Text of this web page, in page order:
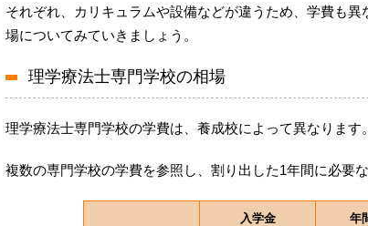
それぞれ、カリキュラムや設備などが違うため、学費も
場についてみていきましょう。
理学療法士専門学校の相場
理学療法士専門学校の学費は、養成校によって異なります。
複数の専門学校の学費を参照し、割り出した1年間に必要
入学金 年